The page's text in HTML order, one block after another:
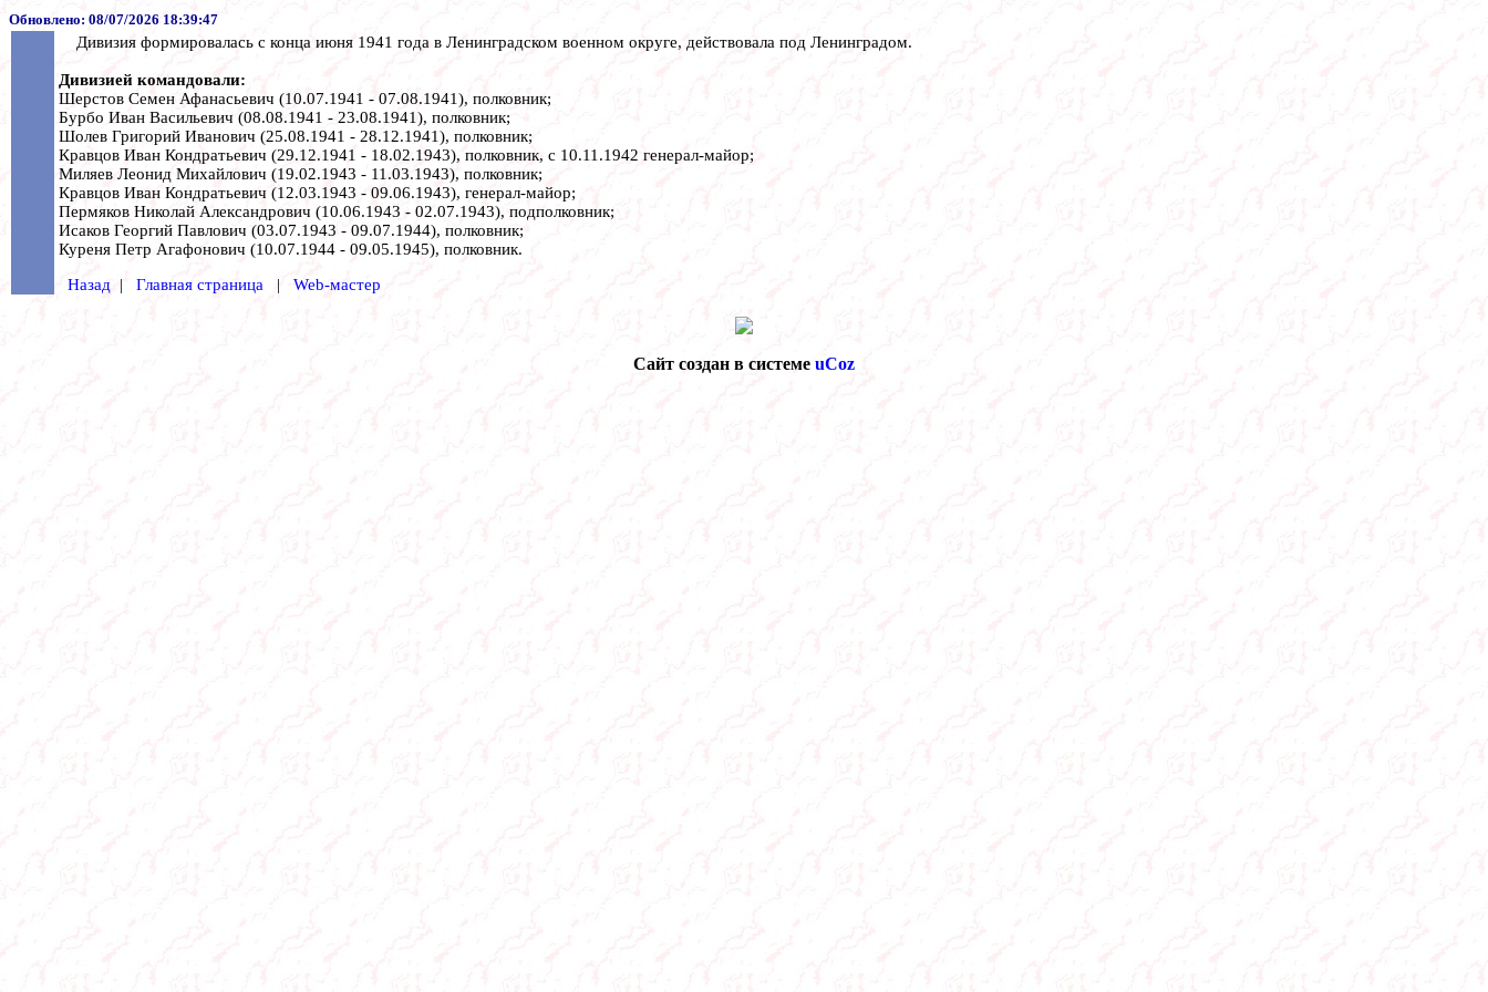
Обновлено: 08/07/2026 18:39:47
Дивизия формировалась с конца июня 1941 года в Ленинградском военном округе, действовала под Ленинградом.
Дивизией командовали:
Шерстов Семен Афанасьевич (10.07.1941 - 07.08.1941), полковник;
Бурбо Иван Васильевич (08.08.1941 - 23.08.1941), полковник;
Шолев Григорий Иванович (25.08.1941 - 28.12.1941), полковник;
Кравцов Иван Кондратьевич (29.12.1941 - 18.02.1943), полковник, с 10.11.1942 генерал-майор;
Миляев Леонид Михайлович (19.02.1943 - 11.03.1943), полковник;
Кравцов Иван Кондратьевич (12.03.1943 - 09.06.1943), генерал-майор;
Пермяков Николай Александрович (10.06.1943 - 02.07.1943), подполковник;
Исаков Георгий Павлович (03.07.1943 - 09.07.1944), полковник;
Куреня Петр Агафонович (10.07.1944 - 09.05.1945), полковник.
Назад | Главная страница | Web-мастер
Сайт создан в системе uCoz